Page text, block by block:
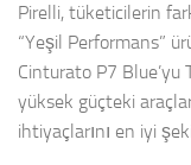
Pirelli, tüketicilerin
“Yeşil Performans”
Cinturato P7 Blue’yu
yüksek güçteki
ihtiyaçlarını en iyi